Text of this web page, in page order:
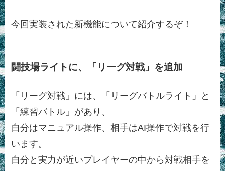
今回実装された新機能について紹介するぞ！
闘技場ライトに、「リーグ対戦」を追加
「リーグ対戦」には、「リーグバトルライト」と
「練習バトル」があり、
自分はマニュアル操作、相手はAI操作で対戦を行
います。
自分と実力が近いプレイヤーの中から対戦相手を